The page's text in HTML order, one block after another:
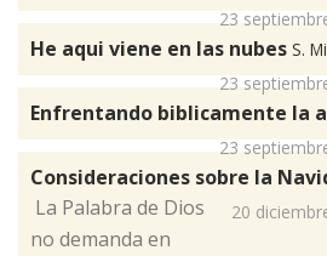
23
He aqui viene en las nubes S.
23
Enfrentando biblicamente la
23
Consideraciones sobre la
20
​ La Palabra de Dios
no demanda en